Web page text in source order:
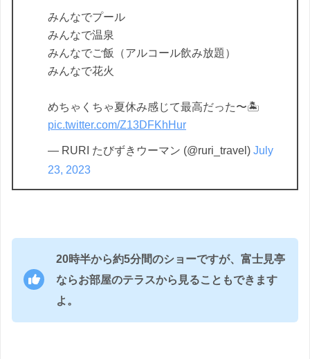
みんなでプール
みんなで温泉
みんなでご飯（アルコール飲み放題）
みんなで花火
めちゃくちゃ夏休み感じて最高だった〜🏝️
pic.twitter.com/Z13DFKhHur
— RURI たびずきウーマン (@ruri_travel) July
23, 2023
20時半から約5分間のショーですが、富士見亭
ならお部屋のテラスから見ることもできます
よ。